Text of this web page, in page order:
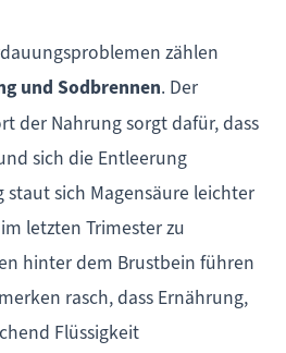
zählen
und Sodbrennen. Der
der Nahrung sorgt dafür, dass
sich die Entleerung
staut sich Magensäure leichter
letzten Trimester zu
hinter dem Brustbein führen
rasch, dass Ernährung,
Flüssigkeit